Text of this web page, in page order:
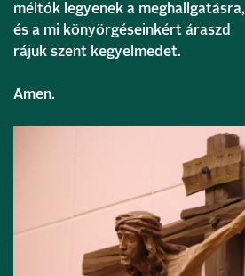
méltók legyenek a meghallgatásra,
és a mi könyörgéseinkért áraszd
rájuk szent kegyelmedet.
Amen.